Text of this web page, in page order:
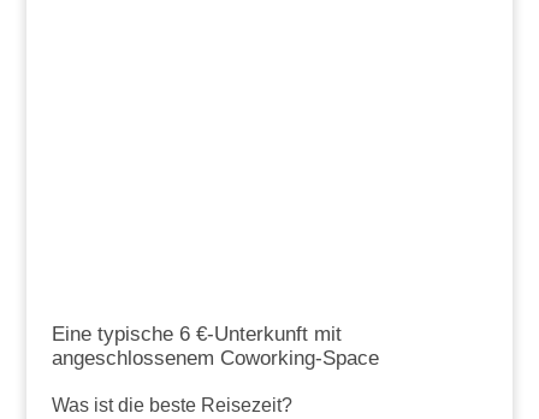
Eine typische 6 €-Unterkunft mit
angeschlossenem Coworking-Space
Was ist die beste Reisezeit?